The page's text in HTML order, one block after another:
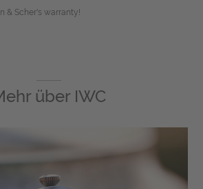
& Scher's warranty!
über IWC